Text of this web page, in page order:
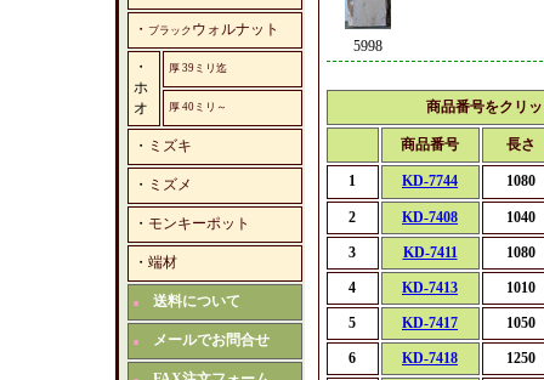
・ ブラック ウォルナット
・
ホ
オ
厚 39ミリ迄
厚 40ミリ～
・ ミズキ
・ ミズメ
・ モンキーポット
・ 端材
■ 送料について
■ メールでお問合せ
5998
商品番号をクリ
商品番号 長さ
1 KD-7744 1080
2 KD-7408 1040
3 KD-7411 1080
4 KD-7413 1010
5 KD-7417 1050
6 KD-7418 1250